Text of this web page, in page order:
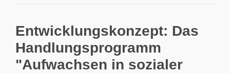
Entwicklungskonzept: Das
Handlungsprogramm
"Aufwachsen in sozialer